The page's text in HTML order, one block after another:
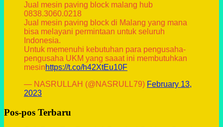
Jual mesin paving block malang hub
0838.3060.0218
Jual mesin paving block di Malang yang mana
bisa melayani permintaan untuk seluruh
Indonesia.
Untuk memenuhi kebutuhan para pengusaha-
pengusaha UKM yang saaat ini membutuhkan
mesinhttps://t.co/h42XtEu10F
— NASRULLAH (@NASRULL79) February 13,
2023
Pos-pos Terbaru